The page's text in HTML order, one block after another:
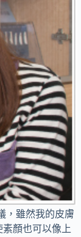
，雖然我的皮膚
顏也可以像上